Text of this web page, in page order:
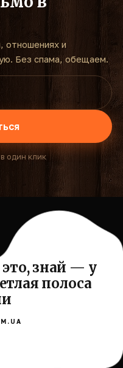
отношениях и
Без спама, обещаем.
один клик
знай — у
полоса